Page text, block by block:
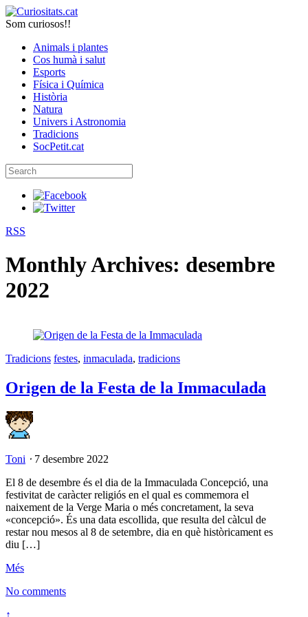
Som curiosos!!
Animals i plantes
Cos humà i salut
Esports
Física i Química
Història
Natura
Univers i Astronomia
Tradicions
SocPetit.cat
RSS
Monthly Archives: desembre
2022
Tradicions festes, inmaculada, tradicions
Origen de la Festa de la Immaculada
Toni ⋅ 7 desembre 2022
El 8 de desembre és el dia de la Immaculada Concepció, una
festivitat de caràcter religiós en el qual es commemora el
naixement de la Verge Maria o més concretament, la seva
«concepció». És una data escollida, que resulta del càlcul de
restar nou mesos al 8 de setembre, dia en què històricament es
diu […]
Més
No comments
↑